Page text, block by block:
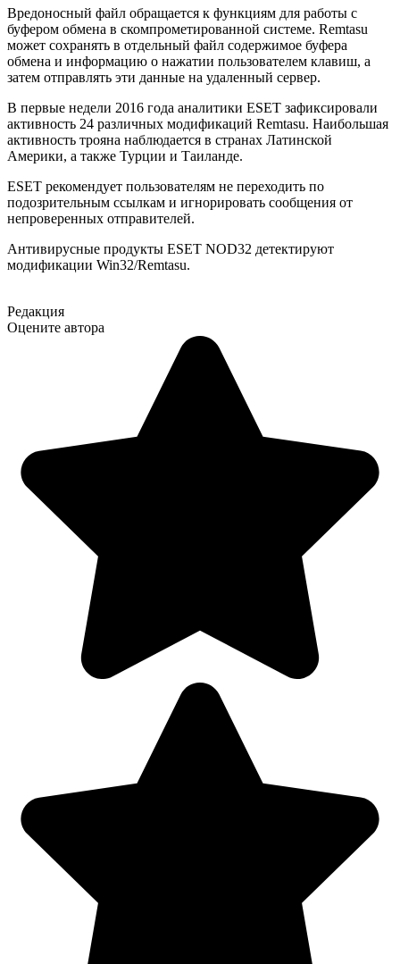
Вредоносный файл обращается к функциям для работы с
буфером обмена в скомпрометированной системе. Remtasu
может сохранять в отдельный файл содержимое буфера
обмена и информацию о нажатии пользователем клавиш, а
затем отправлять эти данные на удаленный сервер.
В первые недели 2016 года аналитики ESET зафиксировали
активность 24 различных модификаций Remtasu. Наибольшая
активность трояна наблюдается в странах Латинской
Америки, а также Турции и Таиланде.
ESET рекомендует пользователям не переходить по
подозрительным ссылкам и игнорировать сообщения от
непроверенных отправителей.
Антивирусные продукты ESET NOD32 детектируют
модификации Win32/Remtasu.
Редакция
Оцените автора